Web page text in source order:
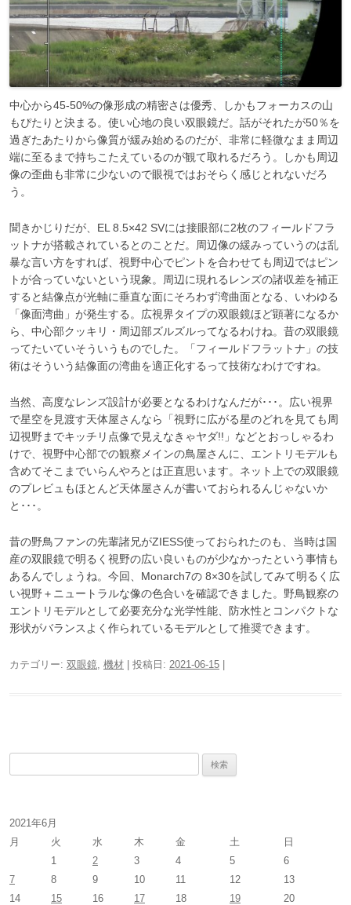
中心から45-50%の像形成の精密さは優秀、しかもフォーカスの山
もぴたりと決まる。使い心地の良い双眼鏡だ。話がそれたが50％を
過ぎたあたりから像質が緩み始めるのだが、非常に軽微なまま周辺
端に至るまで持ちこたえているのが観て取れるだろう。しかも周辺
像の歪曲も非常に少ないので眼視ではおそらく感じとれないだろ
う。
聞きかじりだが、EL 8.5×42 SVには接眼部に2枚のフィールドフラ
ットナが搭載されているとのことだ。周辺像の緩みっていうのは乱
暴な言い方をすれば、視野中心でピントを合わせても周辺ではピン
トが合っていないという現象。周辺に現れるレンズの諸収差を補正
すると結像点が光軸に垂直な面にそろわず湾曲面となる、いわゆる
「像面湾曲」が発生する。広視界タイプの双眼鏡ほど顕著になるか
ら、中心部クッキリ・周辺部ズルズルってなるわけね。昔の双眼鏡
ってたいていそういうものでした。「フィールドフラットナ」の技
術はそういう結像面の湾曲を適正化するって技術なわけですね。
当然、高度なレンズ設計が必要となるわけなんだが･･･。広い視界
で星空を見渡す天体屋さんなら「視野に広がる星のどれを見ても周
辺視野までキッチリ点像で見えなきゃヤダ!!」などとおっしゃるわ
けで、視野中心部での観察メインの鳥屋さんに、エントリモデルも
含めてそこまでいらんやろとは正直思います。ネット上での双眼鏡
のプレビュもほとんど天体屋さんが書いておられるんじゃないか
と･･･。
昔の野鳥ファンの先輩諸兄がZIESS使っておられたのも、当時は国
産の双眼鏡で明るく視野の広い良いものが少なかったという事情も
あるんでしょうね。今回、Monarch7の 8×30を試してみて明るく広
い視野＋ニュートラルな像の色合いを確認できました。野鳥観察の
エントリモデルとして必要充分な光学性能、防水性とコンパクトな
形状がバランスよく作られているモデルとして推奨できます。
カテゴリー: 双眼鏡 機材 | 投稿日: 2021-06-15
2021年6月
月
火 水 木 金 土 日
1 2 3 4 5
6
7
8 9 10 11 12
13
14
15 16 17 18 19
20